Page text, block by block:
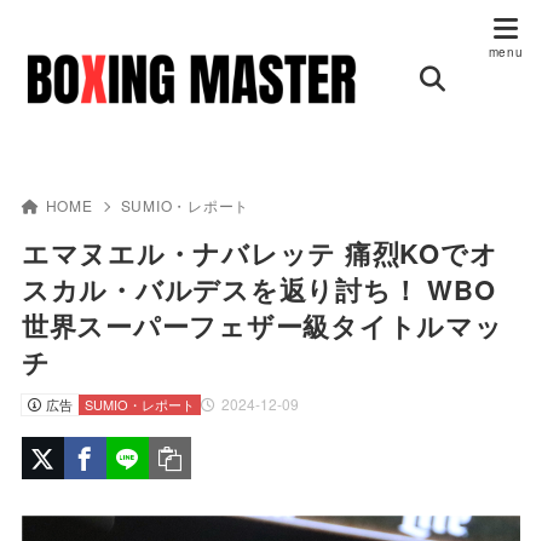
HOME SUMIO・レポート
エマヌエル・ナバレッテ 痛烈KOでオ
スカル・バルデスを返り討ち！ WBO
世界スーパーフェザー級タイトルマッ
チ
広告 2024-12-09
SUMIO・レポート